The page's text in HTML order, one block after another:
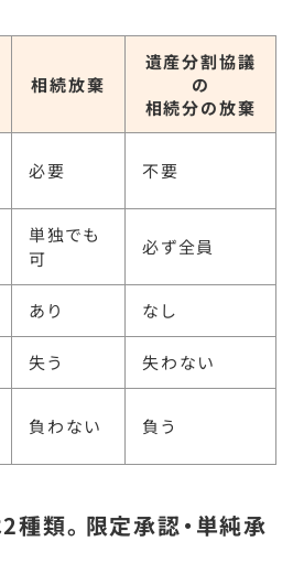
相続放棄
遺産分割協議
の
相続分の放棄
必要 不要
単独でも
可
必ず全員
あり なし
失う 失わない
負わない 負う
2種類。限定承認・単純承